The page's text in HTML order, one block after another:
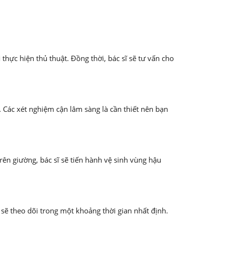
hiện thủ thuật. Đồng thời, bác sĩ sẽ tư vấn cho
xét nghiệm cận lâm sàng là cần thiết nên bạn
giường, bác sĩ sẽ tiến hành vệ sinh vùng hậu
theo dõi trong một khoảng thời gian nhất định.